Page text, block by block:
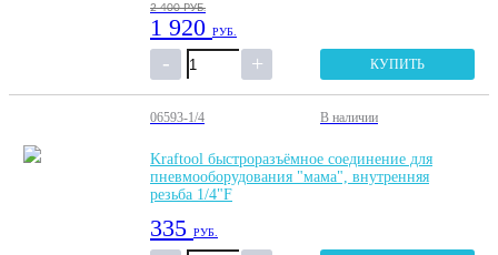
2 400РУБ.
1 920 РУБ.
КУПИТЬ
06593-1/4 В наличии
Kraftool быстроразъёмное соединение для
пневмооборудования "мама", внутренняя
резьба 1/4"F
335 РУБ.